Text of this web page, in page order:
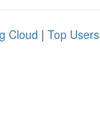
Cloud | Top Users